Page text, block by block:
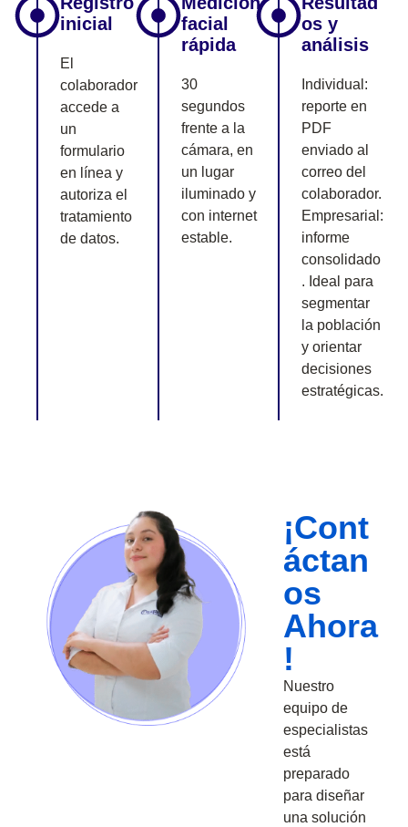
inicial
El
colaborador
accede a
un
formulario
en línea y
autoriza el
tratamiento
de datos.
facial
rápida
30
segundos
frente a la
cámara, en
un lugar
iluminado y
con internet
estable.
os y
análisis
Individual:
reporte en
PDF
enviado al
correo del
colaborador.
Empresarial:
informe
consolidado
. Ideal para
segmentar
la población
y orientar
decisiones
estratégicas.
¡Cont
áctan
os
Ahora
!
Nuestro
equipo de
especialistas
está
preparado
para diseñar
una solución